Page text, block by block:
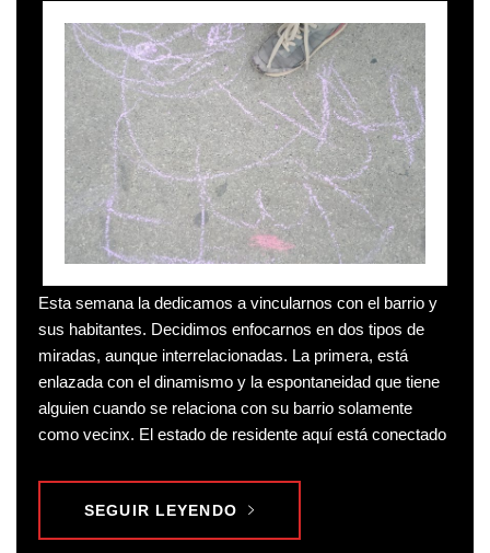
Esta semana la dedicamos a vincularnos con el barrio y
sus habitantes. Decidimos enfocarnos en dos tipos de
miradas, aunque interrelacionadas. La primera, está
enlazada con el dinamismo y la espontaneidad que tiene
alguien cuando se relaciona con su barrio solamente
como vecinx. El estado de residente aquí está conectado
SEGUIR LEYENDO